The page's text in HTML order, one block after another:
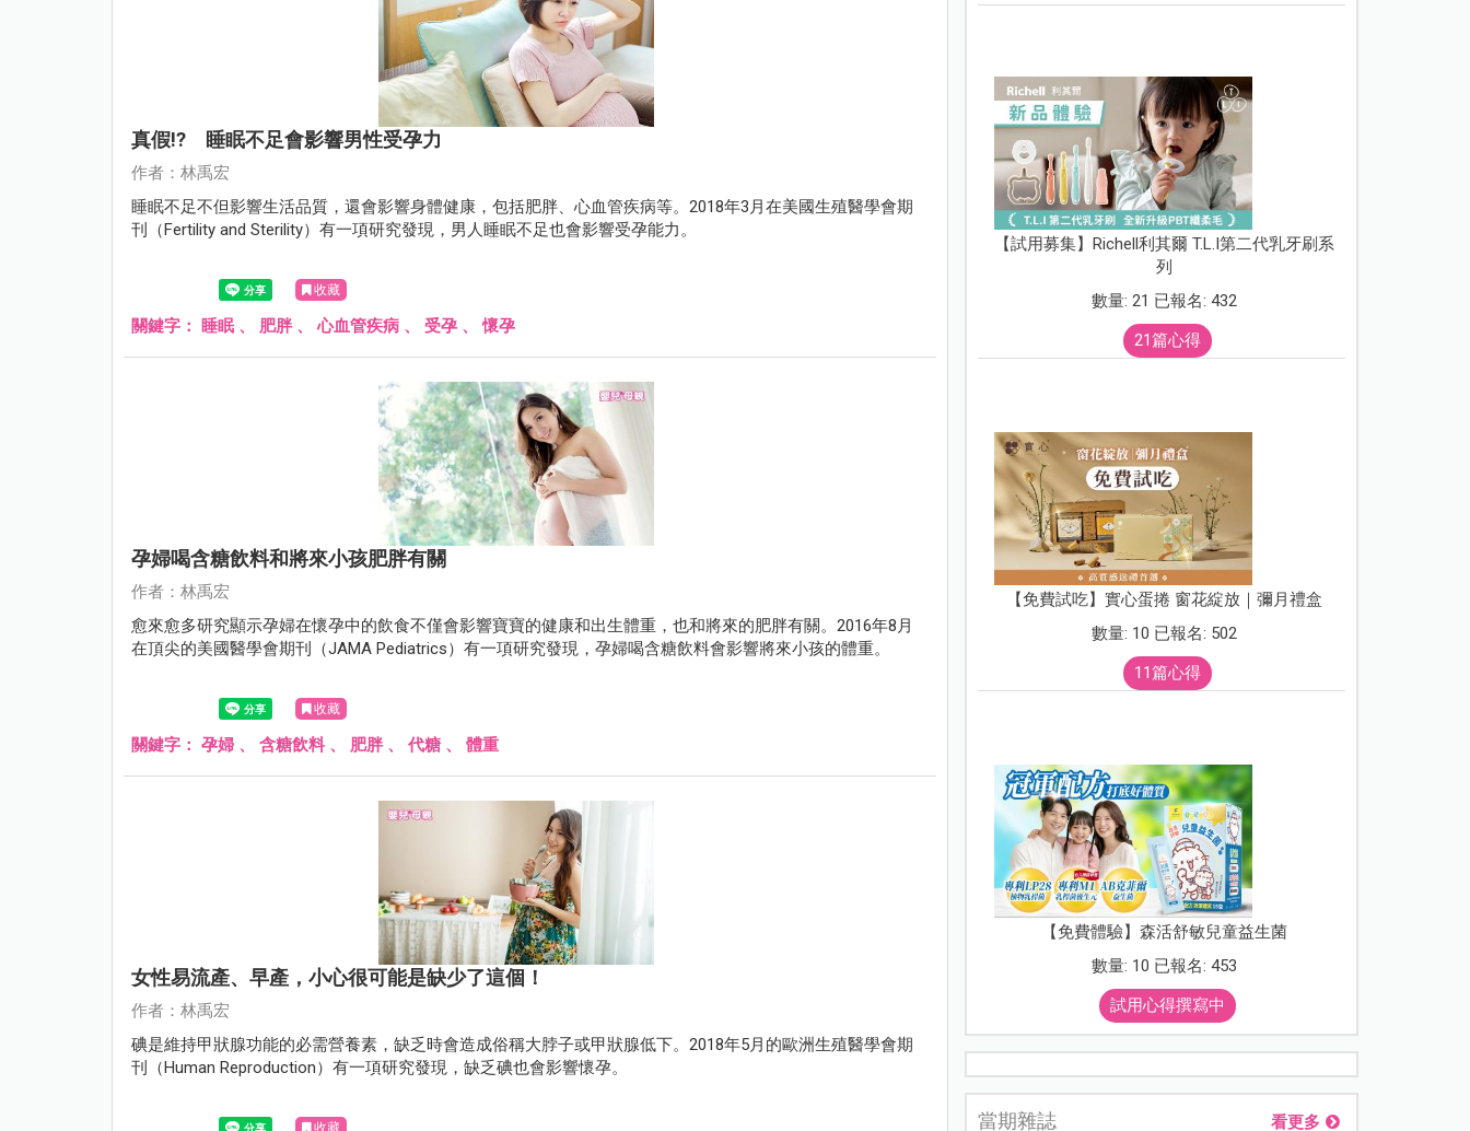
真假!? 睡眠不足會影響男性受孕力
作者：林禹宏
睡眠不足不但影響生活品質，還會影響身體健康，包括肥胖、心血管疾病等。2018年3月在美國生殖醫學會期
刊（Fertility and Sterility）有一項研究發現，男人睡眠不足也會影響受孕能力。
收藏
關鍵字： 睡眠、 肥胖、心血管疾病 、 受孕 、懷孕
孕婦喝含糖飲料和將來小孩肥胖有關
作者：林禹宏
愈來愈多研究顯示孕婦在懷孕中的飲食不僅會影響寶寶的健康和出生體重，也和將來的肥胖有關。2016年8月
在頂尖的美國醫學會期刊（JAMA Pediatrics）有一項研究發現，孕婦喝含糖飲料會影響將來小孩的體重。
收藏
關鍵字： 孕婦 、 含糖飲料 、 肥胖、 代糖 、 體重
女性易流產、早產，小心很可能是缺少了這個！
作者：林禹宏
碘是維持甲狀腺功能的必需營養素，缺乏時會造成俗稱大脖子或甲狀腺低下。2018年5月的歐洲生殖醫學會期
刊（Human Reproduction）有一項研究發現，缺乏碘也會影響懷孕。
收藏
【試用募集】Richell利其爾 T.L.I第二代乳牙刷系
列
數量: 21 已報名: 432
21篇心得
【免費試吃】實心蛋捲 窗花綻放｜彌月禮盒
數量: 10 已報名: 502
11篇心得
【免費體驗】森活舒敏兒童益生菌
數量: 10 已報名: 453
試用心得撰寫中
當期雜誌 看更多